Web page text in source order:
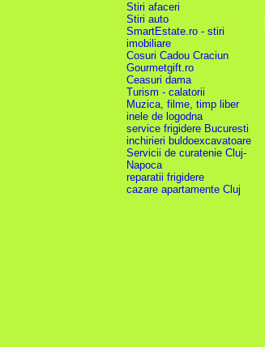
Stiri afaceri
Stiri auto
SmartEstate.ro - stiri
imobiliare
Cosuri Cadou Craciun
Gourmetgift.ro
Ceasuri dama
Turism - calatorii
Muzica, filme, timp liber
inele de logodna
service frigidere Bucuresti
inchirieri buldoexcavatoare
Servicii de curatenie Cluj-
Napoca
reparatii frigidere
cazare apartamente Cluj